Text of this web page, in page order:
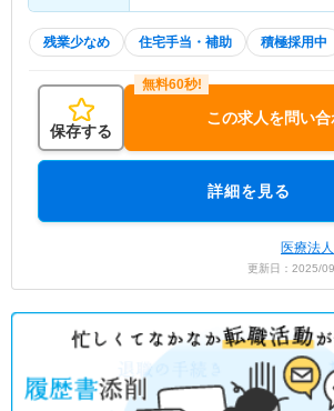
残業少なめ 住宅手当・補助 積極採用中
保存する
この求人を問い合
詳細を見る
医療法
更新日：2025/